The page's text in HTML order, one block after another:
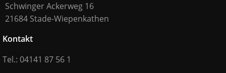
Schwinger Ackerweg 16
21684 Stade-Wiepenkathen
Kontakt
Tel.: 04141 87 56 1